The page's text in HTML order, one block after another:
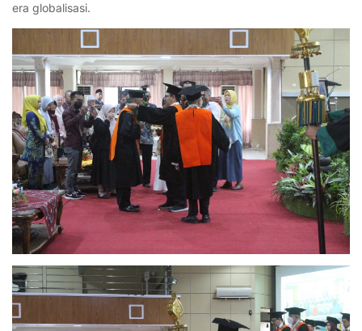
era globalisasi.